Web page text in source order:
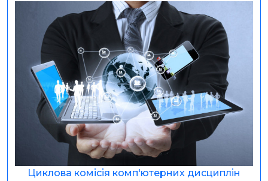
Циклова комісія комп'ютерних дисциплін